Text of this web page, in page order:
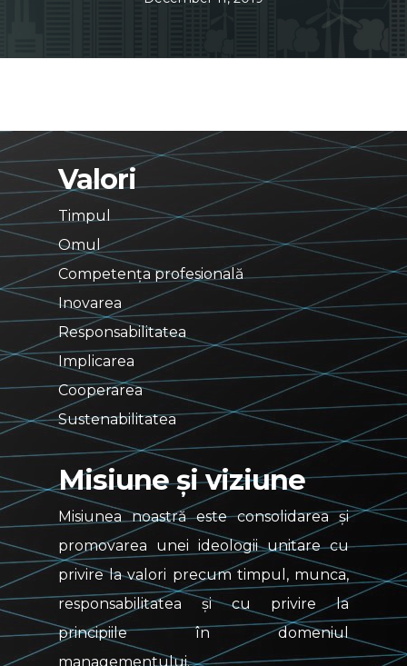
Valori
Timpul
Omul
Competența profesională
Inovarea
Responsabilitatea
Implicarea
Cooperarea
Sustenabilitatea
Misiune și viziune
Misiunea noastră este consolidarea și
promovarea unei ideologii unitare cu
privire la valori precum timpul, munca,
responsabilitatea și cu privire la
principiile în domeniul
managementului.